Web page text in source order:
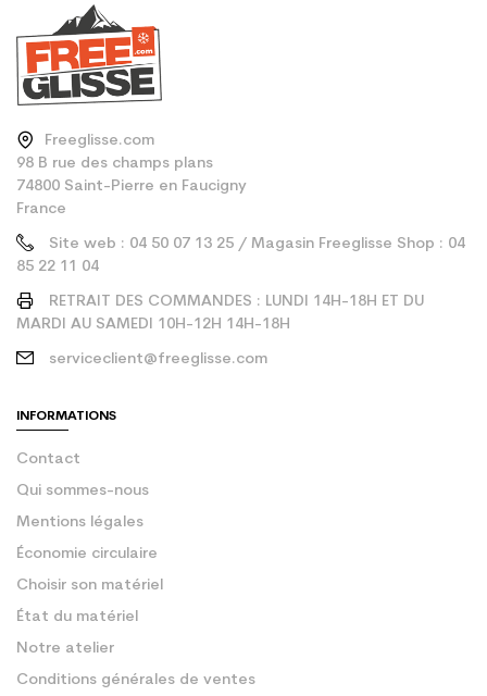
Freeglisse.com
98 B rue des champs plans
74800 Saint-Pierre en Faucigny
France
Site web : 04 50 07 13 25 / Magasin Freeglisse Shop : 04
85 22 11 04
RETRAIT DES COMMANDES : LUNDI 14H-18H ET DU
MARDI AU SAMEDI 10H-12H 14H-18H
serviceclient@freeglisse.com
INFORMATIONS
Contact
Qui sommes-nous
Mentions légales
Économie circulaire
Choisir son matériel
État du matériel
Notre atelier
Conditions générales de ventes